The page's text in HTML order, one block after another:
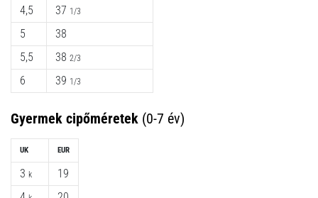
4,5
5
5,5
6
37 1/3
38
38 2/3
39 1/3
Gyermek cipőméretek (0-7 év)
UK
3 k
EUR
19